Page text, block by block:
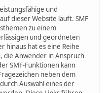
und
dieser Website läuft. SMF
zu einem
und geordneten
hinaus hat es eine Reihe
die Anwender in Anspruch
SMF-Funktionen kann
neben dem
Auswahl eines der